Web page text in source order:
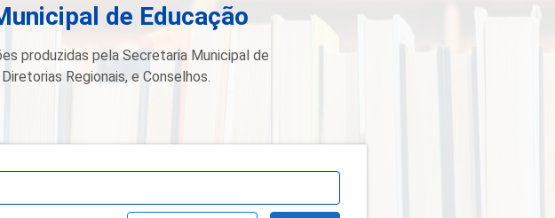
de Educação
produzidas pela Secretaria Municipal de
Regionais, e Conselhos.